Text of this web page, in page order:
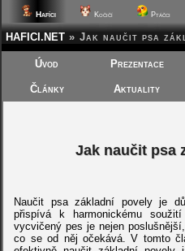
Hafíci Kočičí Ptáčci
HAFICI.NET » Jak naučit psa
Úvod Prezentace
Články Aktuality
Jak naučit psa
Naučit psa základní povely je
přispívá k harmonickému
vycvičený pes je nejen
co se od něj očekává. V tomto